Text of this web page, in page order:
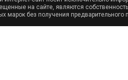
на сайте, являются
марок без получения предварительного